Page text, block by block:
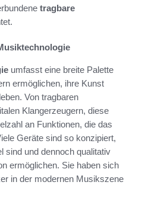
tragbare
umfasst eine breite Palette
ermöglichen, ihre Kunst
Von tragbaren
Klangerzeugern, diese
an Funktionen, die das
Geräte sind so konzipiert,
sind und dennoch qualitativ
ermöglichen. Sie haben sich
in der modernen Musikszene